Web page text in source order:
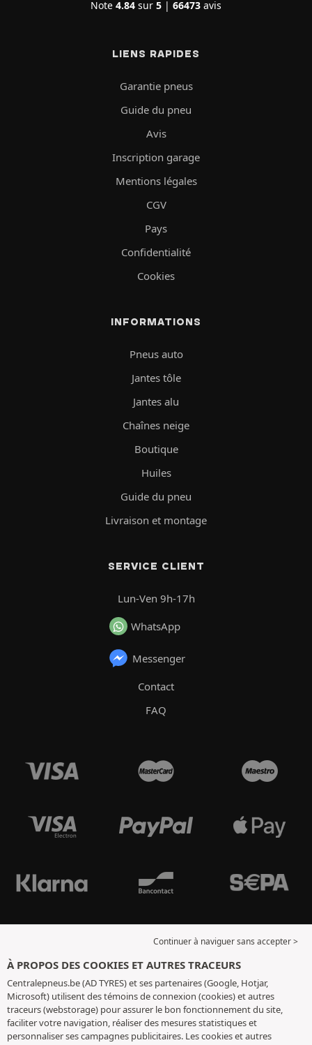
Note 4.84 sur 5 | 66473 avis
LIENS RAPIDES
Garantie pneus
Guide du pneu
Avis
Inscription garage
Mentions légales
CGV
Pays
Confidentialité
Cookies
INFORMATIONS
Pneus auto
Jantes tôle
Jantes alu
Chaînes neige
Boutique
Huiles
Guide du pneu
Livraison et montage
SERVICE CLIENT
Lun-Ven 9h-17h
WhatsApp
Messenger
Contact
FAQ
Continuer à naviguer sans accepter >
À PROPOS DES COOKIES ET AUTRES TRACEURS
Centralepneus.be (AD TYRES) et ses partenaires (Google, Hotjar,
Microsoft) utilisent des témoins de connexion (cookies) et autres
traceurs (webstorage) pour assurer le bon fonctionnement du site,
faciliter votre navigation, réaliser des mesures statistiques et
personnaliser ses campagnes publicitaires. Les cookies et autres